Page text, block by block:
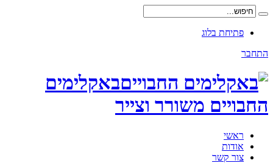
פתיחת בלוג
התחבר
באקלימים
החבויים משורר וצייר
ראשי
אודות
צור קשר